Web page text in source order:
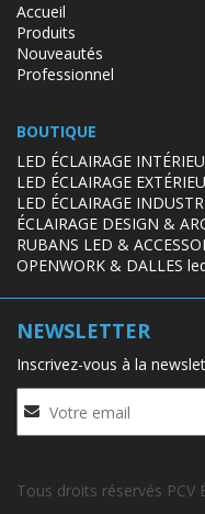
Accueil
Produits
Nouveautés
Professionnel
BOUTIQUE
LED ÉCLAIRAGE
LED ÉCLAIRAGE
LED ÉCLAIRAGE
ÉCLAIRAGE DESIGN &
RUBANS LED &
OPENWORK & DALLES
NEWSLETTER
Inscrivez-vous à la
Tous droits réservés PCV